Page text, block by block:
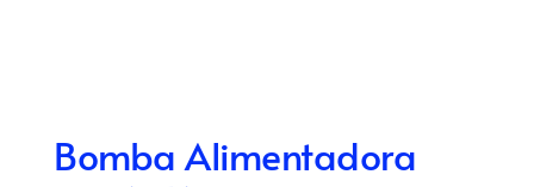
Bomba Alimentadora